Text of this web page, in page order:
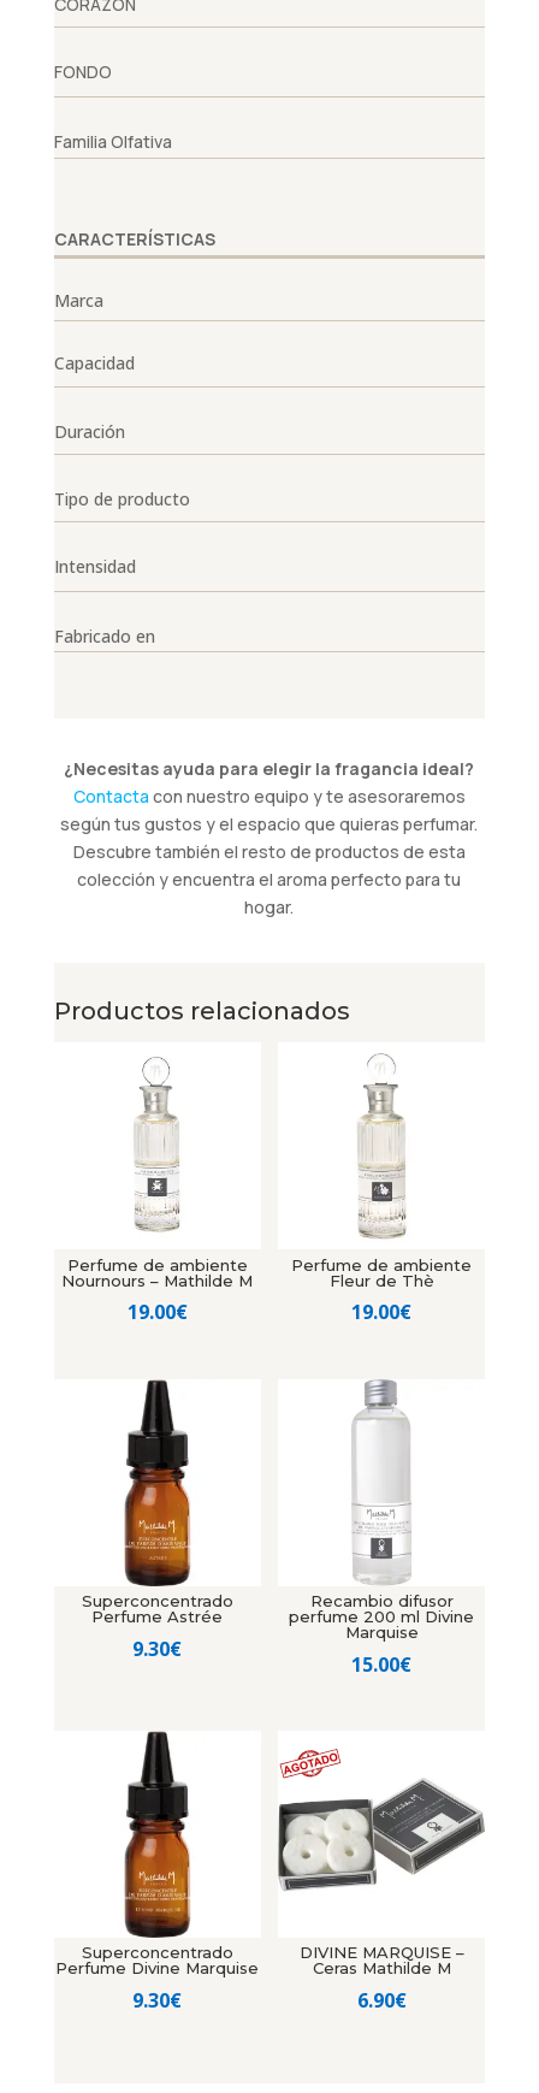
CORAZÓN
FONDO
Familia Olfativa
CARACTERÍSTICAS
Marca
Capacidad
Duración
Tipo de producto
Intensidad
Fabricado en
¿Necesitas ayuda para elegir la fragancia ideal?
Contacta con nuestro equipo y te asesoraremos
según tus gustos y el espacio que quieras perfumar.
Descubre también el resto de productos de esta
colección y encuentra el aroma perfecto para tu
hogar.
Productos relacionados
Perfume de ambiente
Nournours – Mathilde M
19.00€
Perfume de ambiente
Fleur de Thè
19.00€
Superconcentrado
Perfume Astrée
9.30€
Recambio difusor
perfume 200 ml Divine
Marquise
15.00€
Superconcentrado
Perfume Divine Marquise
9.30€
DIVINE MARQUISE –
Ceras Mathilde M
6.90€